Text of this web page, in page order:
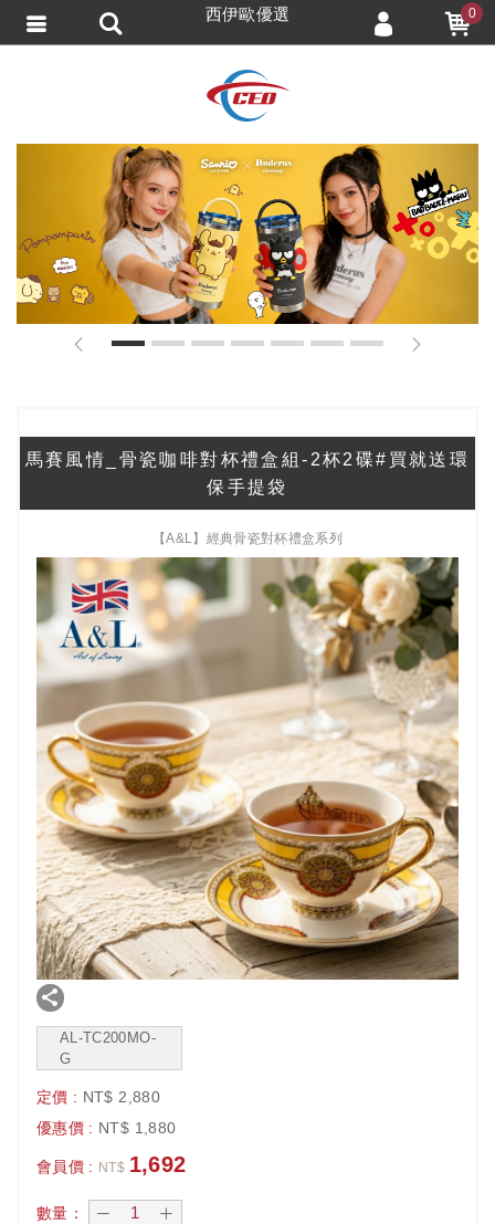
馬賽風情_骨瓷咖啡對杯禮盒組-2杯2碟#買就送環
保手提袋
【A&L】經典骨瓷對杯禮盒系列
AL-TC200MO-
G
定價 : NT$ 2,880
優惠價 : NT$ 1,880
會員價 : NT$ 1,692
數量：
西伊歐優選 0
會員登入
會員註冊
忘記密碼
訂單查詢
追蹤清單TRACK LISTING
匯款通知